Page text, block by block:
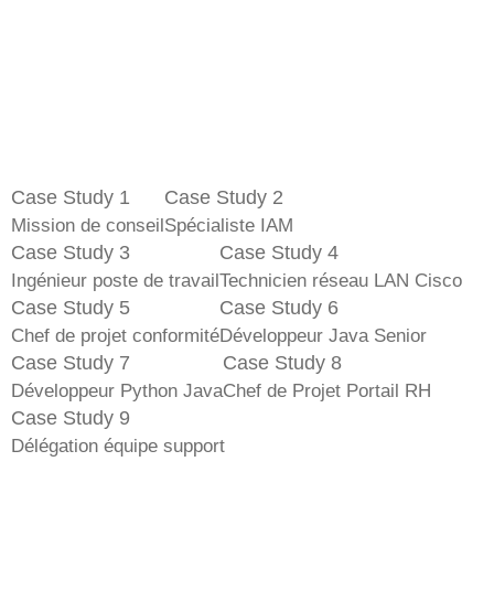
Case Study 1
Mission de conseil
Case Study 2
Spécialiste IAM
Case Study 3
Ingénieur poste de travail
Case Study 4
Technicien réseau LAN Cisco
Case Study 5
Chef de projet conformité
Case Study 6
Développeur Java Senior
Case Study 7
Développeur Python Java
Case Study 8
Chef de Projet Portail RH
Case Study 9
Délégation équipe support